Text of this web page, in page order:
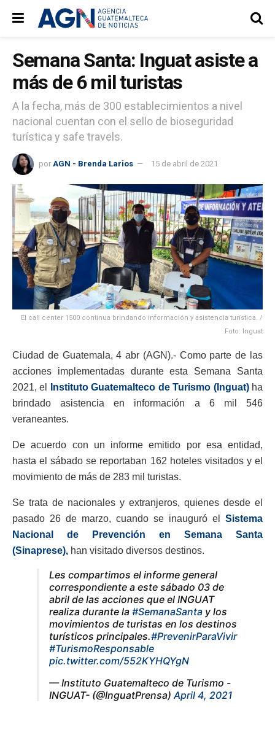
Semana Santa: Inguat asiste a
más de 6 mil turistas
A la fecha, más de 300 establecimientos a nivel
nacional cuentan con el sello de bioseguridad
turística y safe travels.
por AGN - Brenda Larios 15 de abril de 2021
El call center 1500 continua brindando información y asistencia turística. /
Foto: Inguat
Ciudad de Guatemala, 4 abr (AGN).- Como parte de las
acciones implementadas durante esta Semana Santa
2021, el
Instituto Guatemalteco de Turismo (Inguat) ha
brindado asistencia en información a 6 mil 546
veraneantes.
De acuerdo con un informe emitido por esa entidad,
hasta el sábado se reportaban 162 hoteles visitados y el
movimiento de más de 283 mil turistas.
Se trata de nacionales y extranjeros, quienes desde el
pasado 26 de marzo, cuando se inauguró el Sistema
Nacional de Prevención en Semana Santa
(Sinaprese), han visitado diversos destinos.
Les compartimos el informe general
correspondiente a este sábado 03 de
abril de las acciones que el INGUAT
realiza durante la #SemanaSanta y los
movimientos de turistas en los destinos
turísticos principales.#PrevenirParaVivir
#TurismoResponsable
pic.twitter.com/552KYHQYgN
— Instituto Guatemalteco de Turismo -
INGUAT- (@InguatPrensa) April 4, 2021